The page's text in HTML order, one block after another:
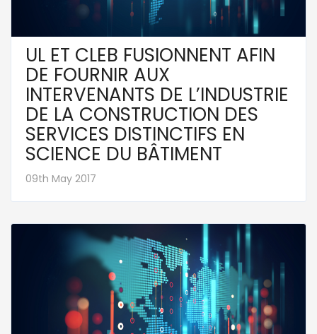
UL ET CLEB FUSIONNENT AFIN
DE FOURNIR AUX
INTERVENANTS DE L’INDUSTRIE
DE LA CONSTRUCTION DES
SERVICES DISTINCTIFS EN
SCIENCE DU BÂTIMENT
09th May 2017